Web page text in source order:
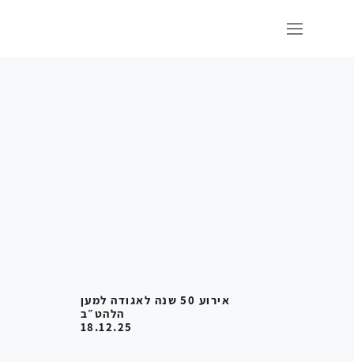
אירוע 50 שנה לאגודה למען
הלהט״ב
18.12.25